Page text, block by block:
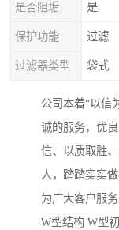
是否阻垢 是
保护功能 过滤
过滤器类型 袋式
公司本着“以信
诚的服务，优
信、以质取胜
人，踏踏实实做
为广大客户服务
W型结构 W型